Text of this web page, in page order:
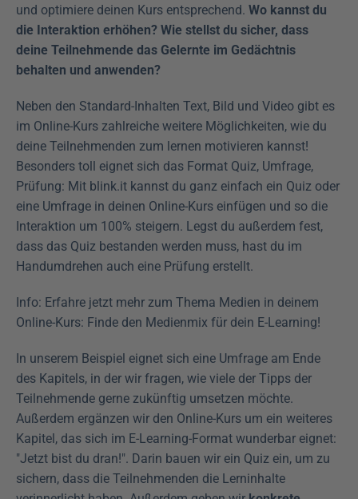
und optimiere deinen Kurs entsprechend. Wo kannst du
die Interaktion erhöhen? Wie stellst du sicher, dass
deine Teilnehmende das Gelernte im Gedächtnis
behalten und anwenden?
Neben den Standard-Inhalten Text, Bild und Video gibt es
im Online-Kurs zahlreiche weitere Möglichkeiten, wie du
deine Teilnehmenden zum lernen motivieren kannst!
Besonders toll eignet sich das Format Quiz, Umfrage,
Prüfung: Mit blink.it kannst du ganz einfach ein Quiz oder
eine Umfrage in deinen Online-Kurs einfügen und so die
Interaktion um 100% steigern. Legst du außerdem fest,
dass das Quiz bestanden werden muss, hast du im
Handumdrehen auch eine Prüfung erstellt.
Info: Erfahre jetzt mehr zum Thema Medien in deinem
Online-Kurs: Finde den Medienmix für dein E-Learning!
In unserem Beispiel eignet sich eine Umfrage am Ende
des Kapitels, in der wir fragen, wie viele der Tipps der
Teilnehmende gerne zukünftig umsetzen möchte.
Außerdem ergänzen wir den Online-Kurs um ein weiteres
Kapitel, das sich im E-Learning-Format wunderbar eignet:
"Jetzt bist du dran!". Darin bauen wir ein Quiz ein, um zu
sichern, dass die Teilnehmenden die Lerninhalte